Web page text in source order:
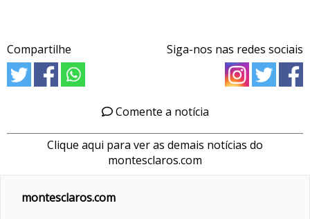
Compartilhe Siga-nos nas redes sociais
Comente a notícia
Clique aqui para ver as demais notícias do
montesclaros.com
montesclaros.com